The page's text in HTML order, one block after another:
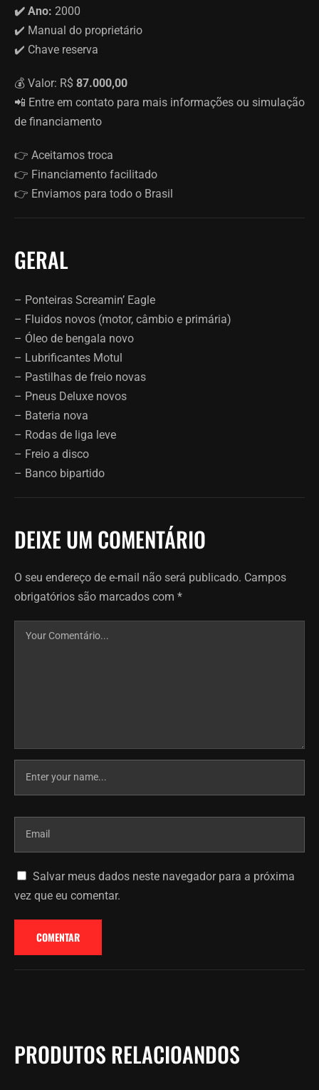
✔️ Ano: 2000
✔️ Manual do proprietário
✔️ Chave reserva
💰 Valor: R$ 87.000,00
📲 Entre em contato para mais informações ou simulação
de financiamento
👉 Aceitamos troca
👉 Financiamento facilitado
👉 Enviamos para todo o Brasil
GERAL
– Ponteiras Screamin’ Eagle
– Fluidos novos (motor, câmbio e primária)
– Óleo de bengala novo
– Lubrificantes Motul
– Pastilhas de freio novas
– Pneus Deluxe novos
– Bateria nova
– Rodas de liga leve
– Freio a disco
– Banco bipartido
DEIXE UM COMENTÁRIO
O seu endereço de e-mail não será publicado. Campos
obrigatórios são marcados com *
Salvar meus dados neste navegador para a próxima
vez que eu comentar.
PRODUTOS RELACIOANDOS